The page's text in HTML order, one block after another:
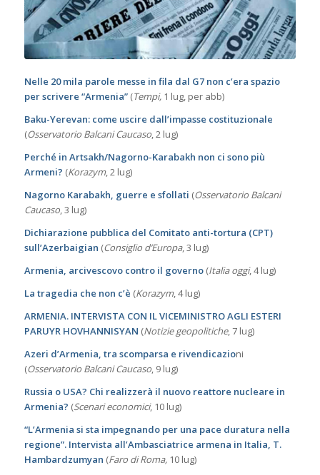
Nelle 20 mila parole messe in fila dal G7 non c’era spazio
per scrivere “Armenia”(Tempi, 1 lug, per abb)
Baku-Yerevan: come uscire dall’impasse costituzionale
(Osservatorio Balcani Caucaso, 2 lug)
Perché in Artsakh/Nagorno-Karabakh non ci sono più
Armeni? (Korazym, 2 lug)
Nagorno Karabakh, guerre e sfollati (Osservatorio Balcani
Caucaso, 3 lug)
Dichiarazione pubblica del Comitato anti-tortura (CPT)
sull’Azerbaigian (Consiglio d’Europa, 3 lug)
Armenia, arcivescovo contro il governo(Italia oggi, 4 lug)
La tragedia che non c’è (Korazym, 4 lug)
ARMENIA. INTERVISTA CON IL VICEMINISTRO AGLI ESTERI
PARUYR HOVHANNISYAN (Notizie geopolitiche, 7 lug)
Azeri d’Armenia, tra scomparsa e rivendicazioni
(Osservatorio Balcani Caucaso, 9 lug)
Russia o USA? Chi realizzerà il nuovo reattore nucleare in
Armenia? (Scenari economici, 10 lug)
“L’Armenia si sta impegnando per una pace duratura nella
regione”. Intervista all’Ambasciatrice armena in Italia, T.
Hambardzumyan (Faro di Roma, 10 lug)